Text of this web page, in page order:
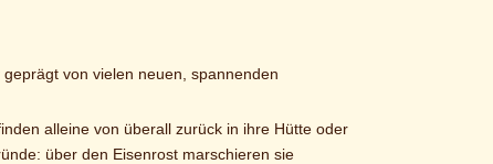
von vielen neuen, spannenden
alleine von überall zurück in ihre Hütte oder
über den Eisenrost marschieren sie